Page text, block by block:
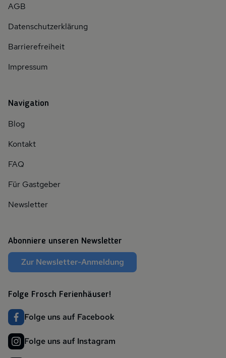
AGB
Datenschutzerklärung
Barrierefreiheit
Impressum
Navigation
Blog
Kontakt
FAQ
Für Gastgeber
Newsletter
Abonniere unseren Newsletter
Zur Newsletter-Anmeldung
Folge Frosch Ferienhäuser!
Folge uns auf Facebook
Folge uns auf Instagram